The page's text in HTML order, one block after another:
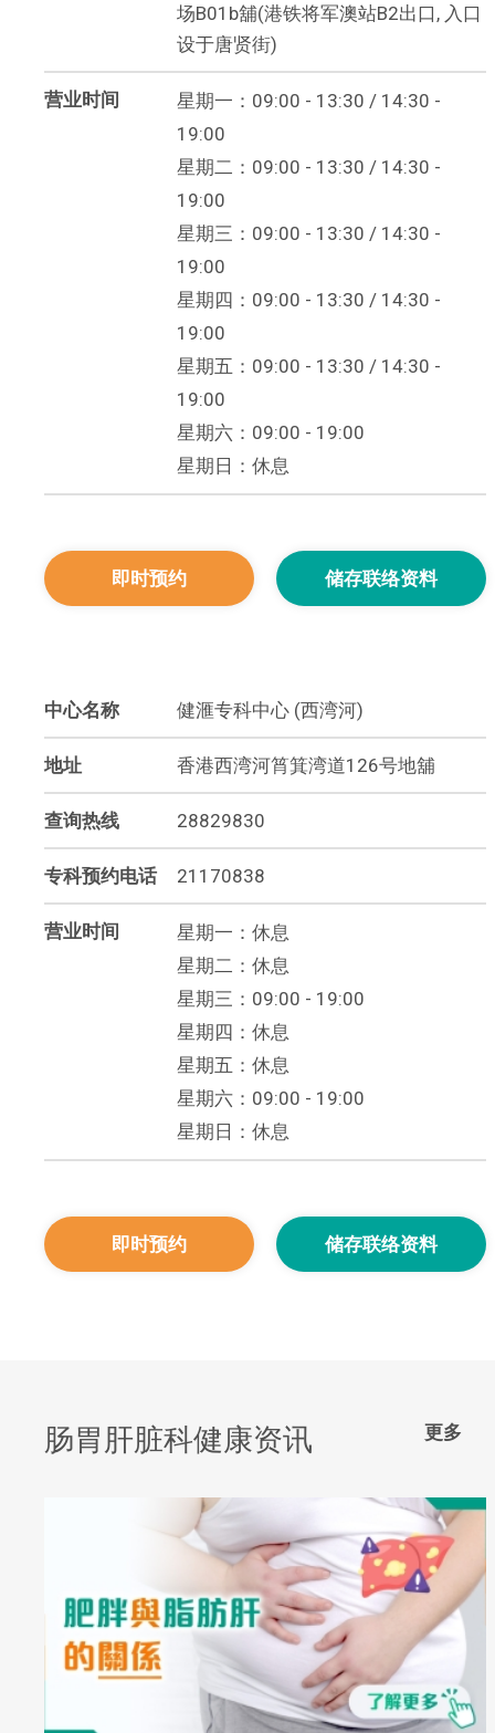
场B01b舖(港铁将军澳站B2出口, 入口
设于唐贤街)
营业时间
星期一：09:00 - 13:30 / 14:30 -
19:00
星期二：09:00 - 13:30 / 14:30 -
19:00
星期三：09:00 - 13:30 / 14:30 -
19:00
星期四：09:00 - 13:30 / 14:30 -
19:00
星期五：09:00 - 13:30 / 14:30 -
19:00
星期六：09:00 - 19:00
星期日：休息
即时预约 储存联络资料
中心名称 健滙专科中心 (西湾河)
地址 香港西湾河筲箕湾道126号地舖
查询热线 28829830
专科预约电话 21170838
营业时间
星期一：休息
星期二：休息
星期三：09:00 - 19:00
星期四：休息
星期五：休息
星期六：09:00 - 19:00
星期日：休息
即时预约 储存联络资料
肠胃肝脏科健康资讯 更多